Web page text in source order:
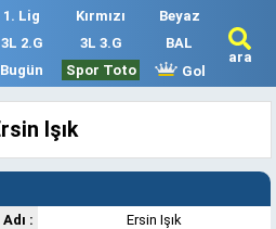
1. Lig Kırmızı
Beyaz
3L 2.G 3L 3.G
BAL
Bugün Spor Toto Gol
ara
Işık
Adı :
Ersin Işık